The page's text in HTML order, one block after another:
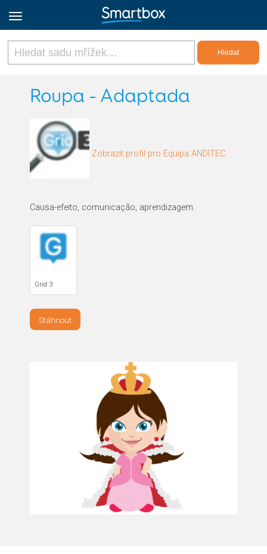
Online Grids
Zaregistrovat se
Roupa - Adaptada
Zobrazit profil pro Equipa ANDITEC
Causa-efeito, comunicação, aprendizagem.
Grid 3
Stáhnout